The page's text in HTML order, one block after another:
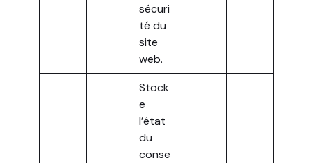
sécuri
té du
site
web.
Stock
e
l’état
du
conse